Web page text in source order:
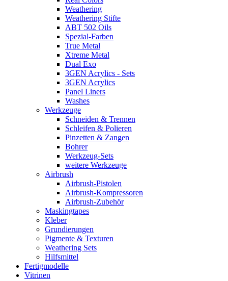
Weathering
Weathering Stifte
ABT 502 Oils
Spezial-Farben
True Metal
Xtreme Metal
Dual Exo
3GEN Acrylics - Sets
3GEN Acrylics
Panel Liners
Washes
Werkzeuge
Schneiden & Trennen
Schleifen & Polieren
Pinzetten & Zangen
Bohrer
Werkzeug-Sets
weitere Werkzeuge
Airbrush
Airbrush-Pistolen
Airbrush-Kompressoren
Airbrush-Zubehör
Maskingtapes
Kleber
Grundierungen
Pigmente & Texturen
Weathering Sets
Hilfsmittel
Fertigmodelle
Vitrinen